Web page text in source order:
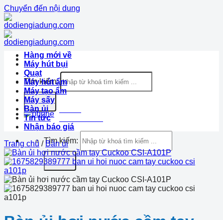
Chuyển đến nội dung
Tìm kiếm:
Tìm kiếm:
Hàng mới về
Máy hút bụi
Quạt
Máy hút ẩm
Máy tạo ẩm
Máy sấy
Bàn ủi
Tin tức
Nhận báo giá
Trang chủ / Bàn ủi